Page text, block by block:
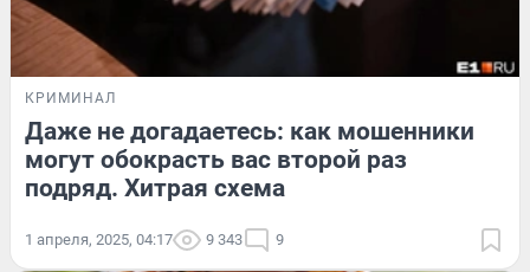
КРИМИНАЛ
Даже не догадаетесь: как мошенники
могут обокрасть вас второй раз
подряд. Хитрая схема
1 апреля, 2025, 04:17 9 343 9